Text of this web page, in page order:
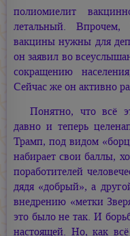
полиомиелит
летальный. Впрочем,
вакцины нужны для
он заявил во
сокращению
Сейчас же он активно
Понятно, что всё
давно и теперь
Трамп, под видом
набирает свои баллы,
поработителей
дядя «добрый», а
внедрению «метки
это было не так. И
настоящей. Но, как